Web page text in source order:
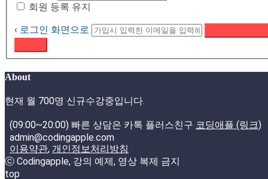
회원 등록 유지
‹ 로그인 화면으로
About
현재 월 700명 신규수강중입니다.
(09:00~20:00) 빠른 상담은 카톡 플러스친구 코딩애플 (링크)
admin@codingapple.com
이용약관, 개인정보처리방침
ⓒ Codingapple, 강의 예제, 영상 복제 금지
top